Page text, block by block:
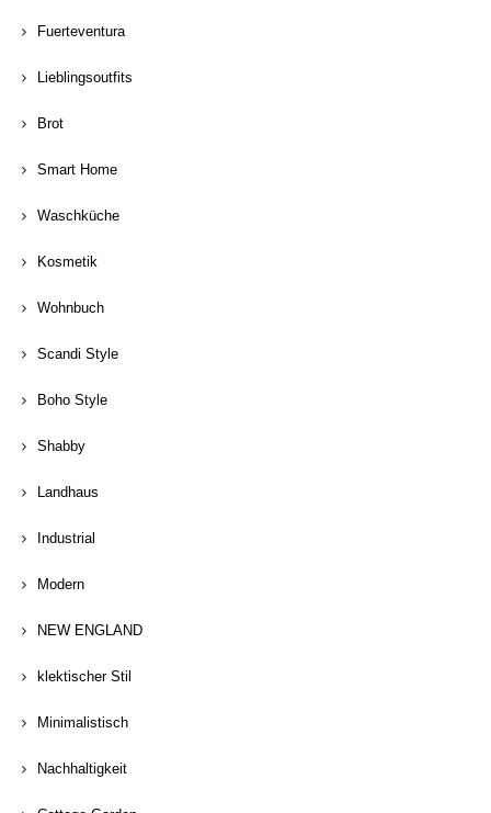
Fuerteventura
Lieblingsoutfits
Brot
Smart Home
Waschküche
Kosmetik
Wohnbuch
Scandi Style
Boho Style
Shabby
Landhaus
Industrial
Modern
NEW ENGLAND
klektischer Stil
Minimalistisch
Nachhaltigkeit